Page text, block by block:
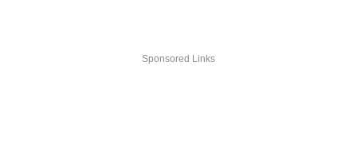
Sponsored Links